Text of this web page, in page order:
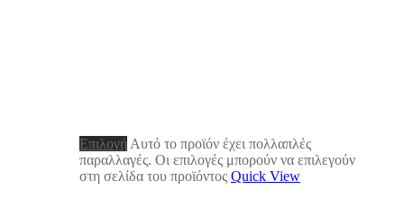
Επιλογή Αυτό το προϊόν έχει πολλαπλές
παραλλαγές. Οι επιλογές μπορούν να επιλεγούν
στη σελίδα του προϊόντος Quick View